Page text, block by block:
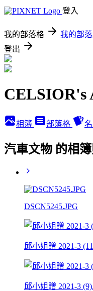
登入
我的部落格 我的部
登出
CELSIOR's
相簿 部落格
汽車文物 的相簿
DSCN5245.JPG
邱小姐贈 2021-3
邱小姐贈 2021-3